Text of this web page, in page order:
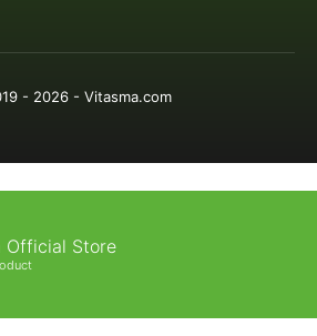
- 2026 - Vitasma.com
Official Store